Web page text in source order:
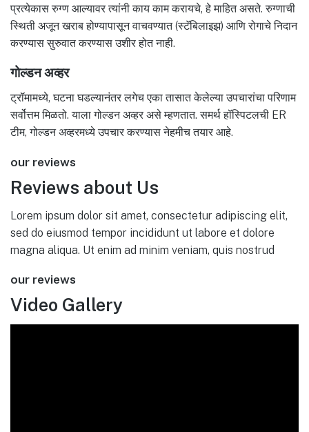
प्रत्येकास रुग्ण आल्यावर त्यांनी काय काम करायचे, हे माहित असते. रुग्णाची
स्थिती अजून खराब होण्यापासून वाचवण्यात (स्टॅबिलाइझ) आणि रोगाचे निदान
करण्यास सुरुवात करण्यास उशीर होत नाही.
गोल्डन अव्हर
ट्रॉमामध्ये, घटना घडल्यानंतर लगेच एका तासात केलेल्या उपचारांचा परिणाम
सर्वोत्तम मिळतो. याला गोल्डन अव्हर असे म्हणतात. समर्थ हॉस्पिटलची ER
टीम, गोल्डन अव्हरमध्ये उपचार करण्यास नेहमीच तयार आहे.
our reviews
Reviews about Us
Lorem ipsum dolor sit amet, consectetur adipiscing elit,
sed do eiusmod tempor incididunt ut labore et dolore
magna aliqua. Ut enim ad minim veniam, quis nostrud
our reviews
Video Gallery